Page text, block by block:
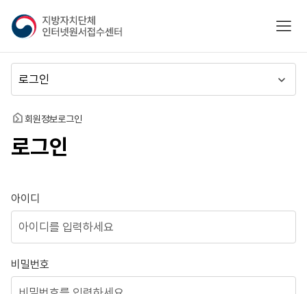
지
방
자
치
단
체
인
넷
접
수
센
모바
뉴
동
홈 회원정보로그인
로그인
로그인
아이디
비밀번호